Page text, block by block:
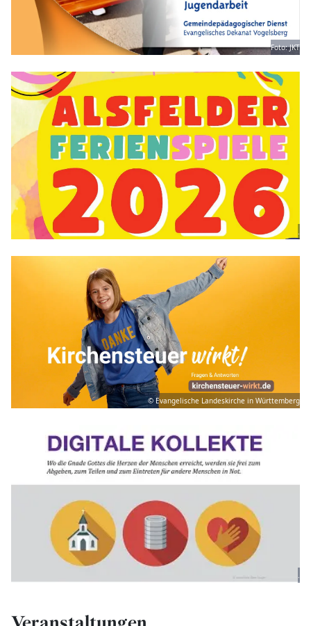
Foto: JKT
.
© Evangelische Landeskirche in Württemberg